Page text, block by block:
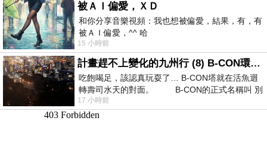
被ＡＩ偏愛，ＸＤ
和你分享音樂視頻：我也想被偏愛，結果，有，有
被ＡＩ偏愛，^^ 哈
15 小時前
計畫趕不上變化的九州行 (8) B-CON環球塔
吃飽喝足，該認真玩耍了… B-CON塔就在活魚迴
轉壽司水天的對面。 B-CON的正式名稱叫 別
17 小時前